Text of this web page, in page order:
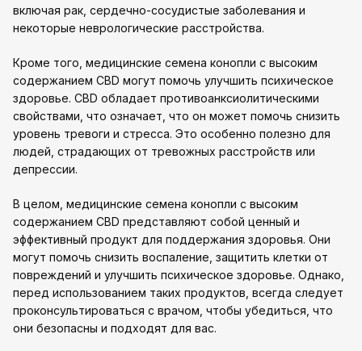
включая рак, сердечно-сосудистые заболевания и
некоторые неврологические расстройства.
Кроме того, медицинские семена конопли с высоким
содержанием CBD могут помочь улучшить психическое
здоровье. CBD обладает противоанксиолитическими
свойствами, что означает, что он может помочь снизить
уровень тревоги и стресса. Это особенно полезно для
людей, страдающих от тревожных расстройств или
депрессии.
В целом, медицинские семена конопли с высоким
содержанием CBD представляют собой ценный и
эффективный продукт для поддержания здоровья. Они
могут помочь снизить воспаление, защитить клетки от
повреждений и улучшить психическое здоровье. Однако,
перед использованием таких продуктов, всегда следует
проконсультироваться с врачом, чтобы убедиться, что
они безопасны и подходят для вас.